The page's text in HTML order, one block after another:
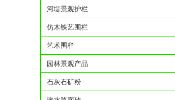
河堤景观护栏
仿木铁艺围栏
艺术围栏
园林景观产品
石灰石矿粉